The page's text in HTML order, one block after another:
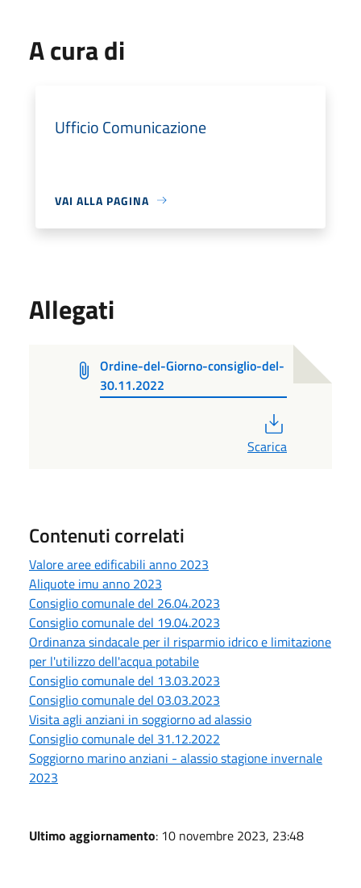
A cura di
Ufficio Comunicazione
VAI ALLA PAGINA
Allegati
Ordine-del-Giorno-consiglio-del-
30.11.2022
Scarica
Contenuti correlati
Valore aree edificabili anno 2023
Aliquote imu anno 2023
Consiglio comunale del 26.04.2023
Consiglio comunale del 19.04.2023
Ordinanza sindacale per il risparmio idrico e limitazione
per l'utilizzo dell'acqua potabile
Consiglio comunale del 13.03.2023
Consiglio comunale del 03.03.2023
Visita agli anziani in soggiorno ad alassio
Consiglio comunale del 31.12.2022
Soggiorno marino anziani - alassio stagione invernale
2023
Ultimo aggiornamento: 10 novembre 2023, 23:48